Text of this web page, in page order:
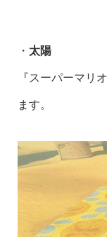
・ 太陽
『スーパーマリ
ます。